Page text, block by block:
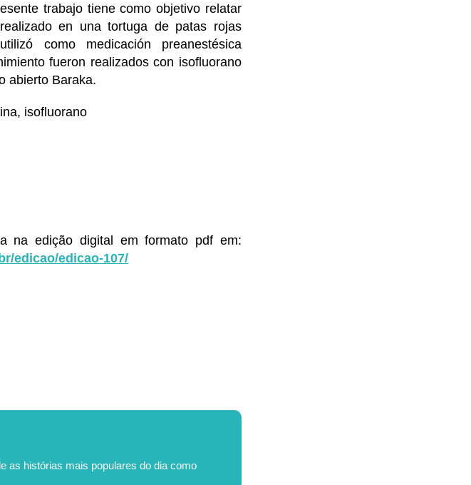
trabajo tiene como objetivo relatar
en una tortuga de patas rojas
como medicación preanestésica
fueron realizados con isofluorano
abierto Baraka.
isofluorano
na edição digital em formato pdf em:
edicao/edicao-107/
as histórias mais populares do dia como